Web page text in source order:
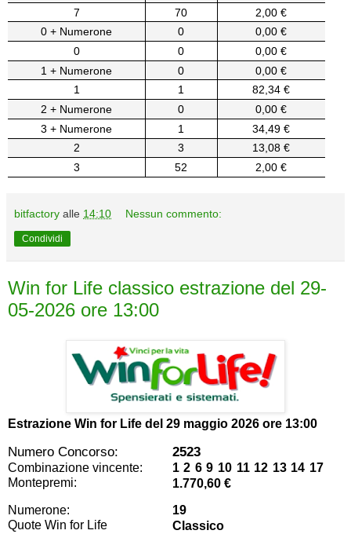
7
70
2,00 €
0 + Numerone
0
0,00 €
0
0
0,00 €
1 + Numerone
0
0,00 €
1
1
82,34 €
2 + Numerone
0
0,00 €
3 + Numerone
1
34,49 €
2
3
13,08 €
3
52 2,00 €
bitfactory alle 14:10 Nessun commento:
Condividi
Win for Life classico estrazione del 29-
05-2026 ore 13:00
Estrazione Win for Life del 29 maggio 2026 ore 13:00
Numero Concorso: 2523
Combinazione vincente:
1 2 6 9 10 11 12 13 14 17
Montepremi:
1.770,60 €
Numerone:
19
Quote Win for Life
Classico